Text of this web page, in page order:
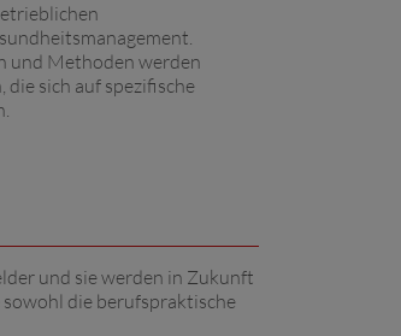
und Methoden werden
sich auf spezifische
und sie werden in Zukunft
die berufspraktische